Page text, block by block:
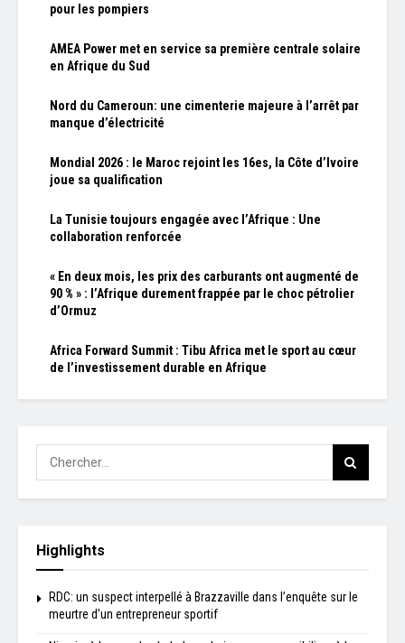
pour les pompiers
AMEA Power met en service sa première centrale solaire
en Afrique du Sud
Nord du Cameroun: une cimenterie majeure à l’arrêt par
manque d’électricité
Mondial 2026 : le Maroc rejoint les 16es, la Côte d’Ivoire
joue sa qualification
La Tunisie toujours engagée avec l’Afrique : Une
collaboration renforcée
« En deux mois, les prix des carburants ont augmenté de
90 % » : l’Afrique durement frappée par le choc pétrolier
d’Ormuz
Africa Forward Summit : Tibu Africa met le sport au cœur
de l’investissement durable en Afrique
Highlights
RDC: un suspect interpellé à Brazzaville dans l’enquête sur le
meurtre d'un entrepreneur sportif